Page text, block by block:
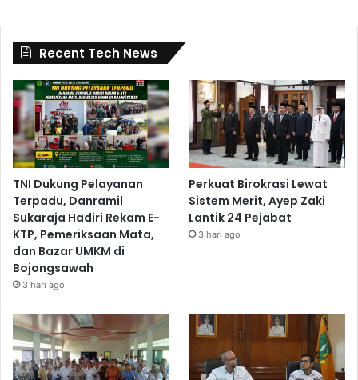
Recent Tech News
TNI Dukung Pelayanan
Terpadu, Danramil
Sukaraja Hadiri Rekam E-
KTP, Pemeriksaan Mata,
dan Bazar UMKM di
Bojongsawah
3 hari ago
Perkuat Birokrasi Lewat
Sistem Merit, Ayep Zaki
Lantik 24 Pejabat
3 hari ago